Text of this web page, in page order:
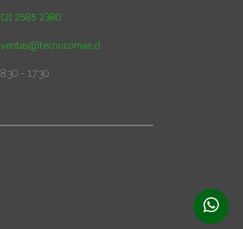
(2) 2585 2380
ventas@tecnocomae.cl
8:30 - 17:30